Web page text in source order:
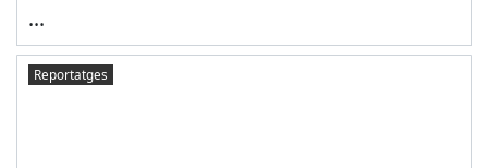
...
Reportatges